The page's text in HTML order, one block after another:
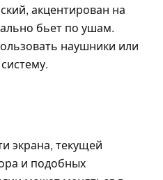
акцентирован на
бьет по ушам.
наушники или
экрана, текущей
и подобных